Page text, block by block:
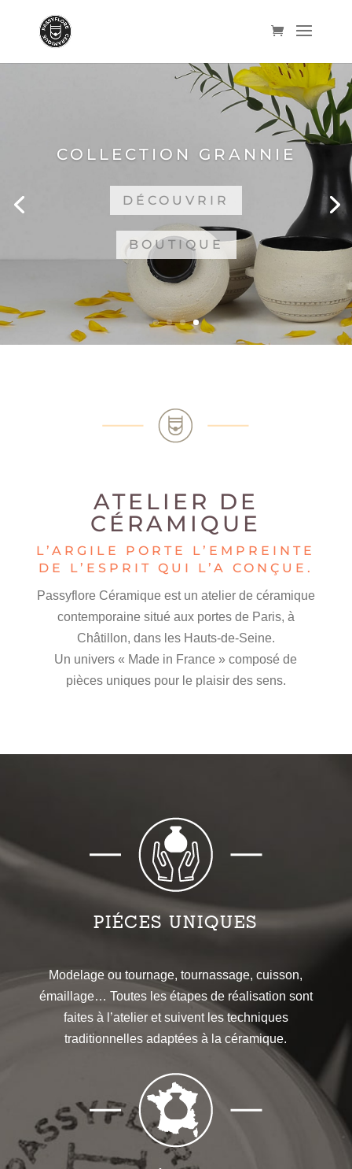
COLLECTION GRANNIE
DÉCOUVRIR
BOUTIQUE
ATELIER DE
CÉRAMIQUE
L’ARGILE PORTE L’EMPREINTE
DE L’ESPRIT QUI L’A CONÇUE.
Passyflore Céramique est un atelier de céramique
contemporaine situé aux portes de Paris, à
Châtillon, dans les Hauts-de-Seine.
Un univers « Made in France » composé de
pièces uniques pour le plaisir des sens.
PIÉCES UNIQUES
Modelage ou tournage, tournassage, cuisson,
émaillage… Toutes les étapes de réalisation sont
faites à l’atelier et suivent les techniques
traditionnelles adaptées à la céramique.